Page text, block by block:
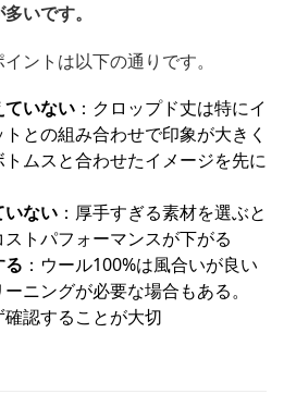
いです。
ントは以下の通りです。
ていない ：クロップド丈は特にイ
との組み合わせで印象が大きく
ムスと合わせたイメージを先に
いない ：厚手すぎる素材を選ぶと
トパフォーマンスが下がる
る ：ウール100%は風合いが良い
ニングが必要な場合もある。
認することが大切